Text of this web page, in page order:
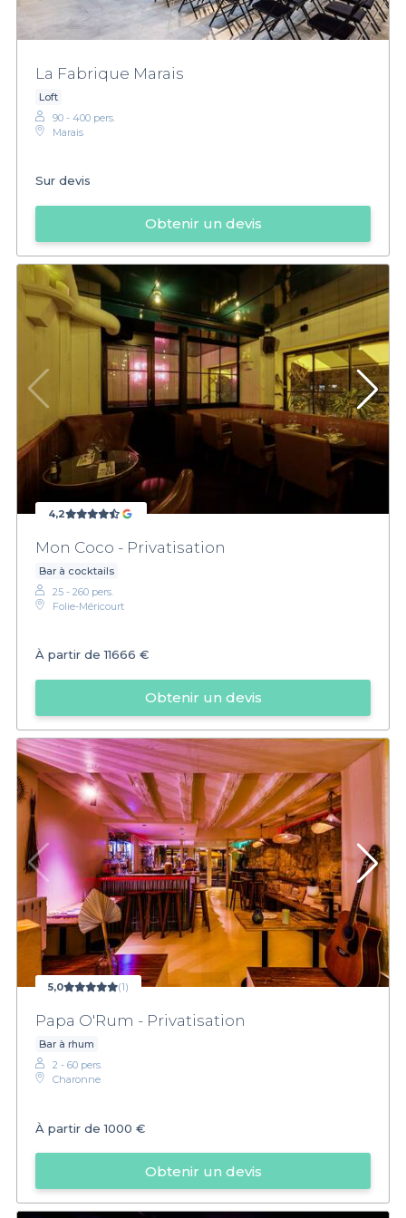
La Fabrique Marais
Loft
90 - 400 pers.
Marais
Sur devis
Obtenir un devis
4,2
Mon Coco - Privatisation
Bar à cocktails
25 - 260 pers.
Folie-Méricourt
À partir de11666 €
Obtenir un devis
5,0 (1)
Papa O'Rum - Privatisation
Bar à rhum
2 - 60 pers.
Charonne
À partir de1000 €
Obtenir un devis